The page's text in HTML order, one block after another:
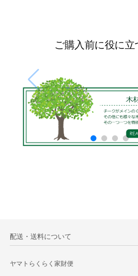
ご購入前に役に立
配送・送料について
ヤマトらくらく家財便